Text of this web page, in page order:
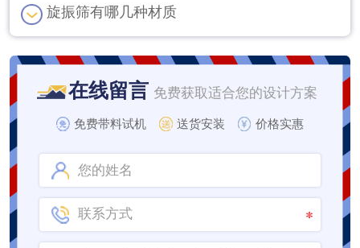
旋振筛有哪几种材质
在线留言 免费获取适合您的设计方案
免费带料试机 送货安装 价格实惠